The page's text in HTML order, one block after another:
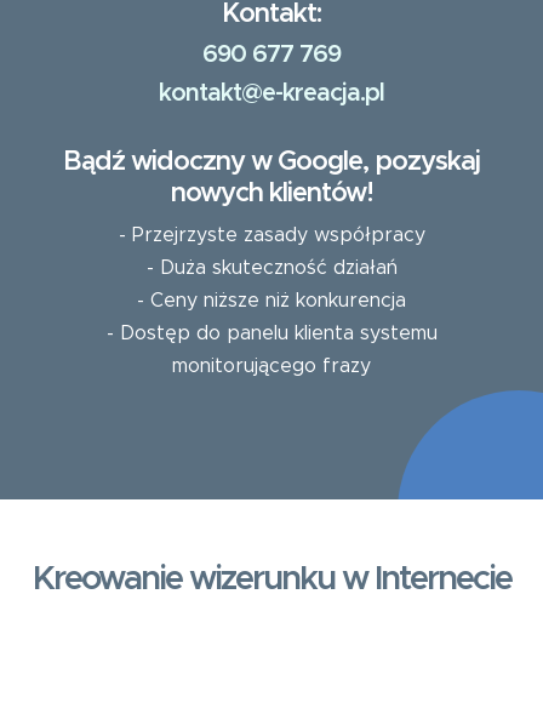
Kontakt:
690 677 769
kontakt@e-kreacja.pl
Bądź widoczny w Google, pozyskaj
nowych klientów!
- Przejrzyste zasady współpracy
- Duża skuteczność działań
- Ceny niższe niż konkurencja
- Dostęp do panelu klienta systemu
monitorującego frazy
Kreowanie wizerunku w Internecie